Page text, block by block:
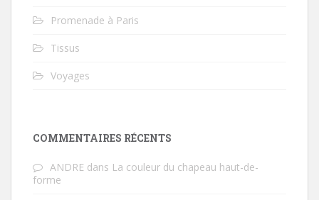
Promenade à Paris
Tissus
Voyages
COMMENTAIRES RÉCENTS
ANDRE dans La couleur du chapeau haut-de-
forme